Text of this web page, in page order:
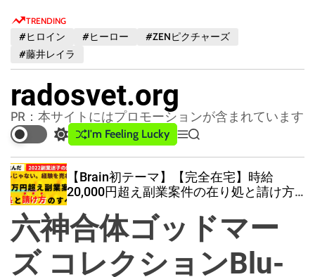
TRENDING
#ヒロイン #ヒーロー
#ZENピクチャーズ
#藤井レイラ
radosvet.org
PR：本サイトにはプロモーションが含まれています
S
w
i
t
c
h
c
o
l
I'm Feeling Lucky
M
e
n
u
S
e
r
c
【Brain初テーマ】【完全在宅】時給
20,000円超え副業案件の在り処と請け方
六神合体ゴッドマー
ズ コレクションBlu-